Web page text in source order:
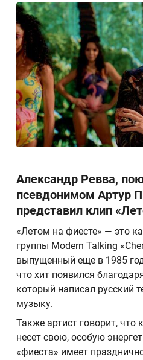
Александр Ревва,
псевдонимом Артур
представил клип
«Летом на фиесте» — это
группы Modern Talking
выпущенный еще в 1985
что хит появился
который написал русский
музыку.
Также артист говорит, что
несет свою, особую
«фиеста» имеет